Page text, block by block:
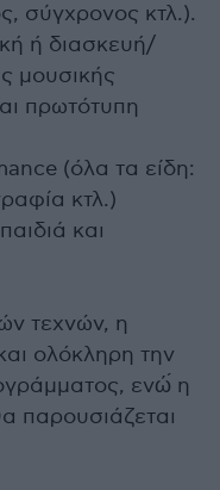
σύγχρονος κτλ.).
ή διασκευή/
μουσικής
πρωτότυπη
(όλα τα είδη:
κτλ.)
και
τεχνών, η
ολόκληρη την
ενώ́ η
παρουσιάζεται